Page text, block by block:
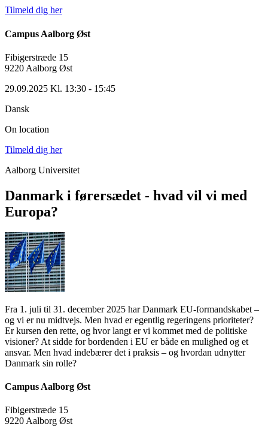
Tilmeld dig her
Campus Aalborg Øst
Fibigerstræde 15
9220 Aalborg Øst
29.09.2025 Kl. 13:30 - 15:45
Dansk
On location
Tilmeld dig her
Aalborg Universitet
Danmark i førersædet - hvad vil vi med
Europa?
Fra 1. juli til 31. december 2025 har Danmark EU-formandskabet –
og vi er nu midtvejs. Men hvad er egentlig regeringens prioriteter?
Er kursen den rette, og hvor langt er vi kommet med de politiske
visioner? At sidde for bordenden i EU er både en mulighed og et
ansvar. Men hvad indebærer det i praksis – og hvordan udnytter
Danmark sin rolle?
Campus Aalborg Øst
Fibigerstræde 15
9220 Aalborg Øst